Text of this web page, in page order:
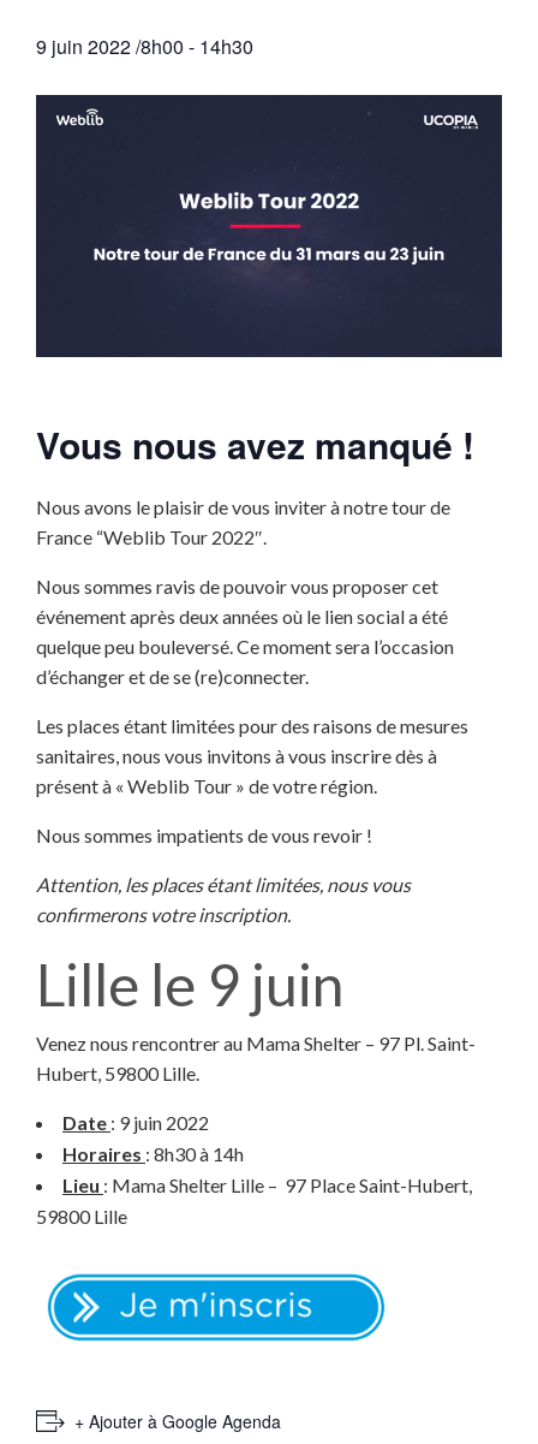
9 juin 2022 /8h00 - 14h30
Vous nous avez manqué !
Nous avons le plaisir de vous inviter à notre tour de
France “Weblib Tour 2022″.
Nous sommes ravis de pouvoir vous proposer cet
événement après deux années où le lien social a été
quelque peu bouleversé. Ce moment sera l’occasion
d’échanger et de se (re)connecter.
Les places étant limitées pour des raisons de mesures
sanitaires, nous vous invitons à vous inscrire dès à
présent à « Weblib Tour » de votre région.
Nous sommes impatients de vous revoir !
Attention, les places étant limitées, nous vous
confirmerons votre inscription.
Lille le 9 juin
Venez nous rencontrer au Mama Shelter – 97 Pl. Saint-
Hubert, 59800 Lille.
Date : 9 juin 2022
Horaires : 8h30 à 14h
Lieu : Mama Shelter Lille – 97 Place Saint-Hubert,
59800 Lille
+ Ajouter à Google Agenda